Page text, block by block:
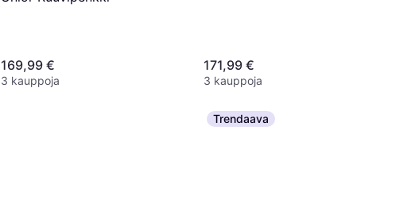
169,99 €
3 kauppoja
171,99 €
3 kauppoja
Trendaava